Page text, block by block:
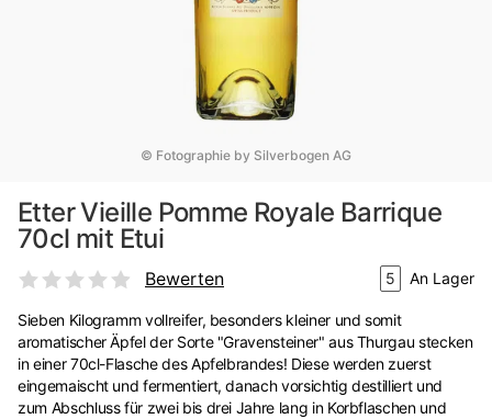
© Fotographie by Silverbogen AG
Etter Vieille Pomme Royale Barrique
70cl mit Etui
Bewerten 5 An Lager
Sieben Kilogramm vollreifer, besonders kleiner und somit
aromatischer Äpfel der Sorte "Gravensteiner" aus Thurgau stecken
in einer 70cl-Flasche des Apfelbrandes! Diese werden zuerst
eingemaischt und fermentiert, danach vorsichtig destilliert und
zum Abschluss für zwei bis drei Jahre lang in Korbflaschen und